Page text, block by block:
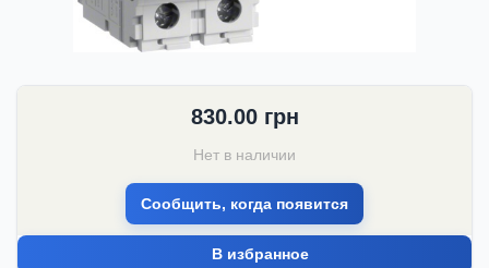
830.00грн
Нет в наличии
Сообщить, когда появится
В избранное